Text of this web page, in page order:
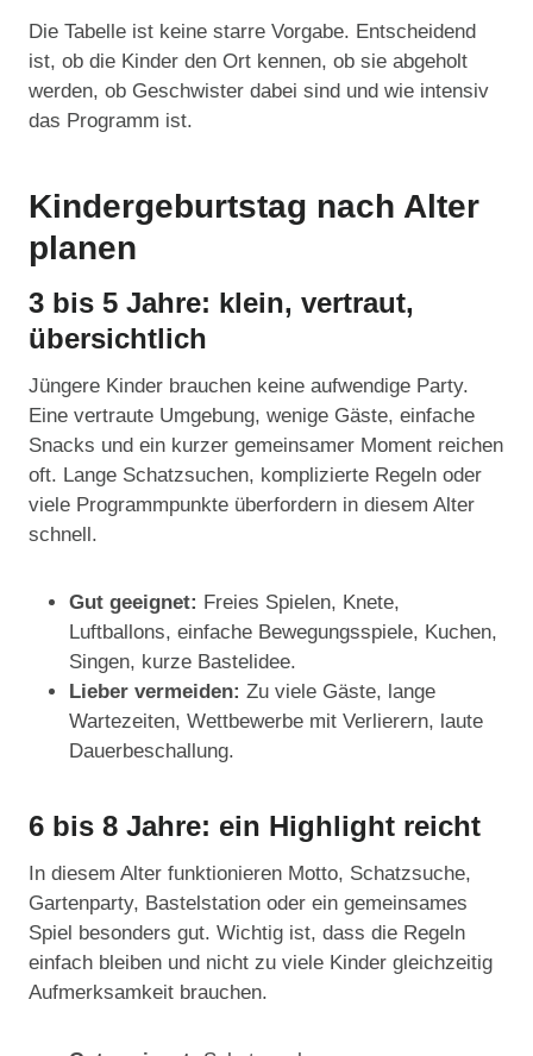
Die Tabelle ist keine starre Vorgabe. Entscheidend
ist, ob die Kinder den Ort kennen, ob sie abgeholt
werden, ob Geschwister dabei sind und wie intensiv
das Programm ist.
Kindergeburtstag nach Alter
planen
3 bis 5 Jahre: klein, vertraut,
übersichtlich
Jüngere Kinder brauchen keine aufwendige Party.
Eine vertraute Umgebung, wenige Gäste, einfache
Snacks und ein kurzer gemeinsamer Moment reichen
oft. Lange Schatzsuchen, komplizierte Regeln oder
viele Programmpunkte überfordern in diesem Alter
schnell.
Gut geeignet: Freies Spielen, Knete,
Luftballons, einfache Bewegungsspiele, Kuchen,
Singen, kurze Bastelidee.
Lieber vermeiden: Zu viele Gäste, lange
Wartezeiten, Wettbewerbe mit Verlierern, laute
Dauerbeschallung.
6 bis 8 Jahre: ein Highlight reicht
In diesem Alter funktionieren Motto, Schatzsuche,
Gartenparty, Bastelstation oder ein gemeinsames
Spiel besonders gut. Wichtig ist, dass die Regeln
einfach bleiben und nicht zu viele Kinder gleichzeitig
Aufmerksamkeit brauchen.